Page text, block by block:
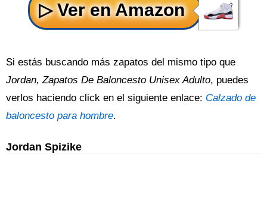
Si estás buscando más zapatos del mismo tipo que
Jordan, Zapatos De Baloncesto Unisex Adulto, puedes
verlos haciendo click en el siguiente enlace: Calzado de
baloncesto para hombre.
Jordan Spizike